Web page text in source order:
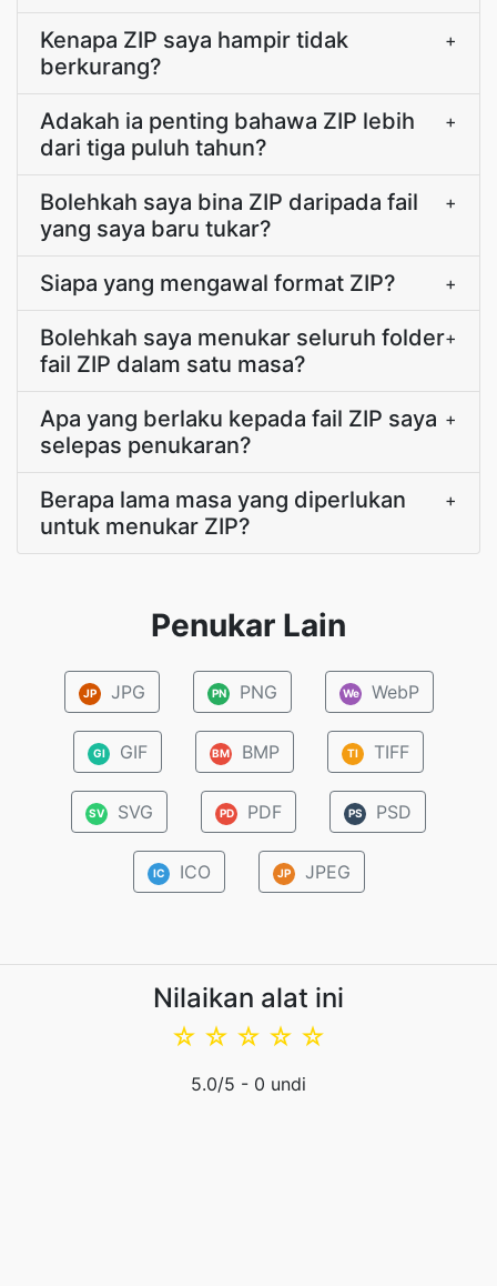
Kenapa ZIP saya hampir tidak
berkurang?
+
Adakah ia penting bahawa ZIP lebih
dari tiga puluh tahun?
+
Bolehkah saya bina ZIP daripada fail
yang saya baru tukar?
+
Siapa yang mengawal format ZIP? +
Bolehkah saya menukar seluruh folder
fail ZIP dalam satu masa?
+
Apa yang berlaku kepada fail ZIP saya
selepas penukaran?
+
Berapa lama masa yang diperlukan
untuk menukar ZIP?
+
Penukar Lain
JP JPG PN PNG We WebP
GI GIF BM BMP TI TIFF
SV SVG PD PDF PS PSD
IC ICO JP JPEG
Nilaikan alat ini
☆
☆
☆
☆
☆
5.0/5 - 0 undi